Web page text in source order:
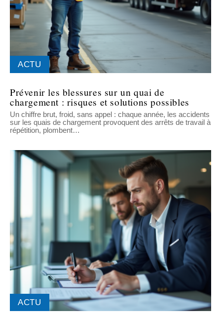
ACTU
Prévenir les blessures sur un quai de
chargement : risques et solutions possibles
Un chiffre brut, froid, sans appel : chaque année, les accidents
sur les quais de chargement provoquent des arrêts de travail à
répétition, plombent…
ACTU